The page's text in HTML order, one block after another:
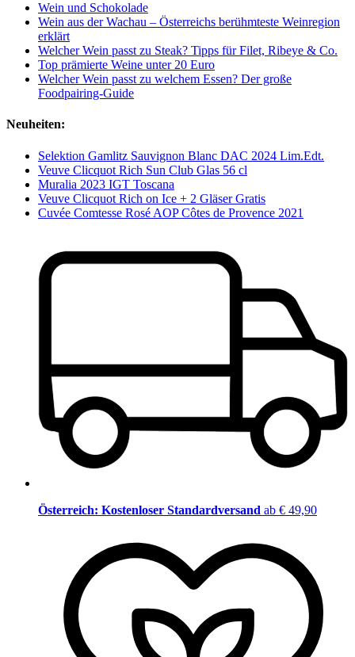
Wein und Schokolade
Wein aus der Wachau – Österreichs berühmteste Weinregion
erklärt
Welcher Wein passt zu Steak? Tipps für Filet, Ribeye & Co.
Top prämierte Weine unter 20 Euro
Welcher Wein passt zu welchem Essen? Der große
Foodpairing-Guide
Neuheiten:
Selektion Gamlitz Sauvignon Blanc DAC 2024 Lim.Edt.
Veuve Clicquot Rich Sun Club Glas 56 cl
Muralia 2023 IGT Toscana
Veuve Clicquot Rich on Ice + 2 Gläser Gratis
Cuvée Comtesse Rosé AOP Côtes de Provence 2021
Österreich: Kostenloser Standardversand ab € 49,90